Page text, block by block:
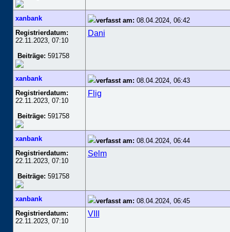
xanbank verfasst am: 08.04.2024, 06:42
Registrierdatum:
22.11.2023, 07:10
Beiträge: 591758
Dani
xanbank verfasst am: 08.04.2024, 06:43
Registrierdatum:
22.11.2023, 07:10
Beiträge: 591758
Flig
xanbank verfasst am: 08.04.2024, 06:44
Registrierdatum:
22.11.2023, 07:10
Beiträge: 591758
Selm
xanbank verfasst am: 08.04.2024, 06:45
Registrierdatum:
22.11.2023, 07:10
VIII